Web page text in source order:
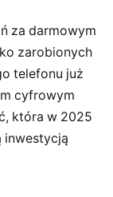
za darmowym
zarobionych
telefonu już
cyfrowym
która w 2025
inwestycją